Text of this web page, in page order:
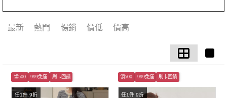
最新 熱門 暢銷 價低 價高
任1件 9折
領500 999免運 刷卡回饋
任1件 9折
領500 999免運 刷卡回饋